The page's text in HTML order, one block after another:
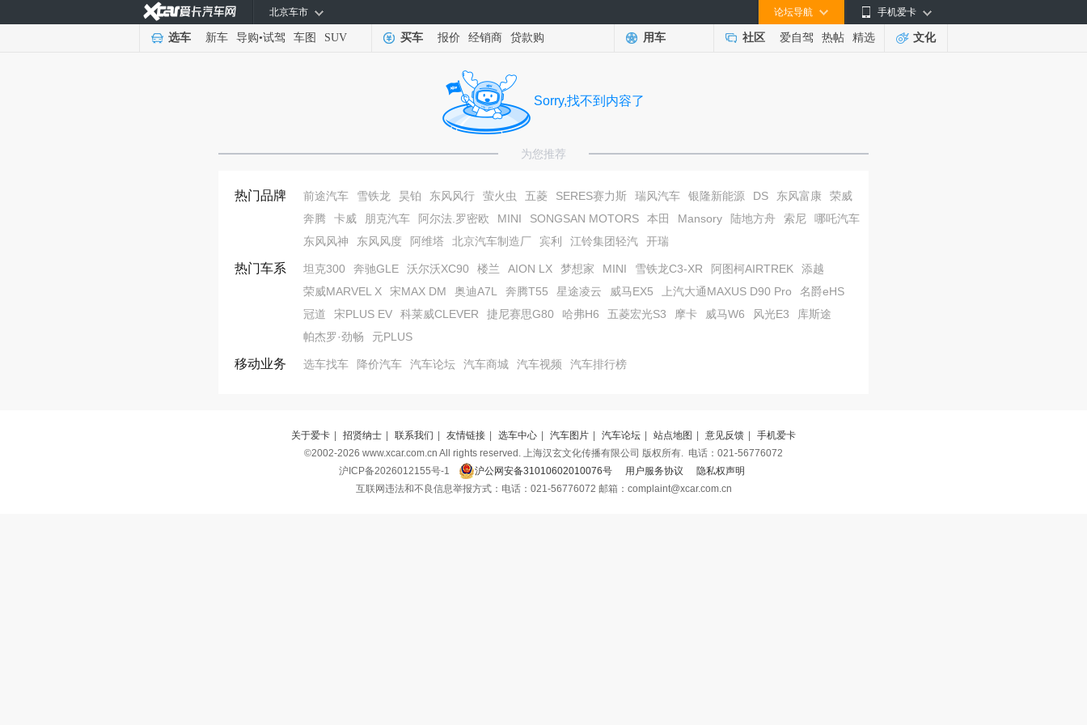
手机爱卡
论坛导航
北京车市
选车 新车 导购•试驾 车图 SUV 买车 报价 经销商 贷款购 用车 社区 爱自驾 热帖 精选 文化
Sorry,找不到内容了
为您推荐
热门品牌 前途汽车 雪铁龙 昊铂 东风风行 萤火虫 五菱 SERES赛力斯 瑞风汽车 银隆新能源 DS 东风富康
荣威
奔腾
卡威 朋克汽车 阿尔法.罗密欧 MINI SONGSAN MOTORS 本田 Mansory 陆地方舟 索尼
哪吒汽车
东风风神
东风风度 阿维塔 北京汽车制造厂 宾利 江铃集团轻汽 开瑞
热门车系 坦克300 奔驰GLE 沃尔沃XC90 楼兰 AION LX 梦想家 MINI 雪铁龙C3-XR 阿图柯AIRTREK
添越
荣威MARVEL X
宋MAX DM 奥迪A7L 奔腾T55 星途凌云 威马EX5 上汽大通MAXUS D90 Pro
名爵eHS
冠道
宋PLUS EV 科莱威CLEVER 捷尼赛思G80 哈弗H6 五菱宏光S3 摩卡 威马W6 风光E3
库斯途
帕杰罗·劲畅
元PLUS
移动业务 选车找车 降价汽车 汽车论坛 汽车商城 汽车视频 汽车排行榜
关于爱卡 招贤纳士 联系我们 友情链接 选车中心 汽车图片 汽车论坛 站点地图 意见反馈
手机爱卡
©2002-2026 www.xcar.com.cn All rights reserved. 上海汉玄文化传播有限公司 版权所有. 电话：021-56776072
沪ICP备2026012155号-1
沪公网安备31010602010076号 用户服务协议
隐私权声明
互联网违法和不良信息举报方式：电话：021-56776072 邮箱：complaint@xcar.com.cn